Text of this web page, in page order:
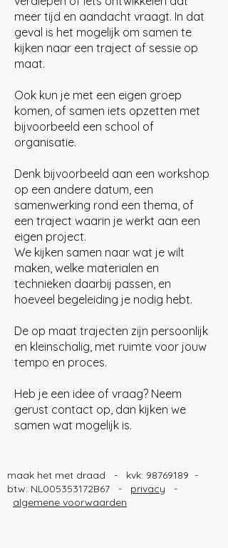
meer tijd en aandacht vraagt. In dat
geval is het mogelijk om samen te
kijken naar een traject of sessie op
maat.
Ook kun je met een eigen groep
komen, of samen iets opzetten met
bijvoorbeeld een school of
organisatie.
Denk bijvoorbeeld aan een workshop
op een andere datum, een
samenwerking rond een thema, of
een traject waarin je werkt aan een
eigen project.
We kijken samen naar wat je wilt
maken, welke materialen en
technieken daarbij passen, en
hoeveel begeleiding je nodig hebt.
De op maat trajecten zijn persoonlijk
en kleinschalig, met ruimte voor jouw
tempo en proces.
Heb je een idee of vraag? Neem
gerust contact op, dan kijken we
samen wat mogelijk is.
maak het met draad - kvk: 98769189 -
btw: NL005353172B67 - privacy -
algemene voorwaarden